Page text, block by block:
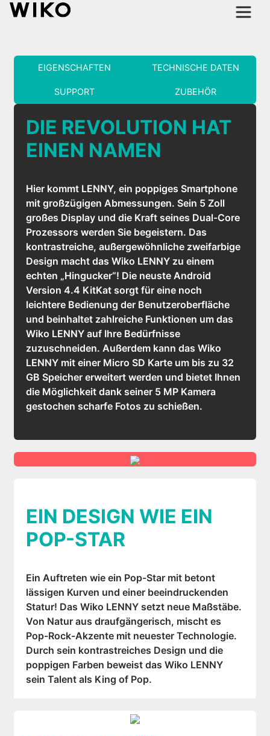
EIGENSCHAFTEN TECHNISCHE DATEN
SUPPORT ZUBEHÖR
DIE REVOLUTION HAT
EINEN NAMEN
Hier kommt LENNY, ein poppiges Smartphone
mit großzügigen Abmessungen. Sein 5 Zoll
großes Display und die Kraft seines Dual-Core
Prozessors werden Sie begeistern. Das
kontrastreiche, außergewöhnliche zweifarbige
Design macht das Wiko LENNY zu einem
echten „Hingucker“! Die neuste Android
Version 4.4 KitKat sorgt für eine noch
leichtere Bedienung der Benutzeroberfläche
und beinhaltet zahlreiche Funktionen um das
Wiko LENNY auf Ihre Bedürfnisse
zuzuschneiden. Außerdem kann das Wiko
LENNY mit einer Micro SD Karte um bis zu 32
GB Speicher erweitert werden und bietet Ihnen
die Möglichkeit dank seiner 5 MP Kamera
gestochen scharfe Fotos zu schießen.
EIN DESIGN WIE EIN
POP-STAR
Ein Auftreten wie ein Pop-Star mit betont
lässigen Kurven und einer beeindruckenden
Statur! Das Wiko LENNY setzt neue Maßstäbe.
Von Natur aus draufgängerisch, mischt es
Pop-Rock-Akzente mit neuester Technologie.
Durch sein kontrastreiches Design und die
poppigen Farben beweist das Wiko LENNY
sein Talent als King of Pop.